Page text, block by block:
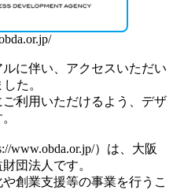
に伴い、アクセスいただい
た。
利用いただけるよう、デザ
www.obda.or.jp/）は、大阪
団法人です。
創業支援等の事業を行うこ